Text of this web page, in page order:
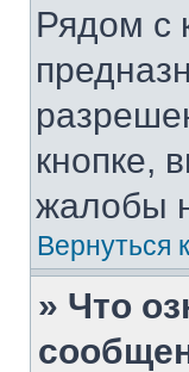
Рядом с
кнопке,
жалобы
Вернуться
» Что